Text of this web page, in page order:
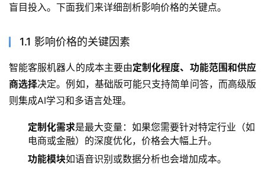
盲目投入。下面我们来详细剖析影响价格的关键点。
1.1 影响价格的关键因素
智能客服机器人的成本主要由定制化程度、功能范围和供应
商选择决定。例如，基础版可能只支持简单问答，而高级版
则集成AI学习和多语言处理。
定制化需求是最大变量：如果您需要针对特定行业（如
电商或金融）的深度优化，价格会大幅上升。
功能模块如语音识别或数据分析也会增加成本。